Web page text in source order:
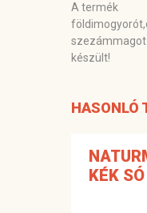
A termék
készült!
HASONLÓ
KÉK